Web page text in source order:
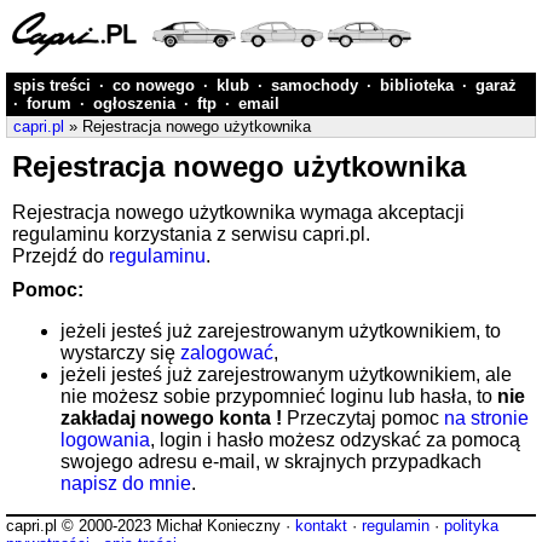
spis treści · co nowego · klub · samochody · biblioteka · garaż
· forum · ogłoszenia · ftp · email
capri.pl » Rejestracja nowego użytkownika
Rejestracja nowego użytkownika
Rejestracja nowego użytkownika wymaga akceptacji
regulaminu korzystania z serwisu capri.pl.
Przejdź do regulaminu.
Pomoc:
jeżeli jesteś już zarejestrowanym użytkownikiem, to
wystarczy się zalogować,
jeżeli jesteś już zarejestrowanym użytkownikiem, ale
nie możesz sobie przypomnieć loginu lub hasła, to nie
zakładaj nowego konta ! Przeczytaj pomoc na stronie
logowania, login i hasło możesz odzyskać za pomocą
swojego adresu e-mail, w skrajnych przypadkach
napisz do mnie.
capri.pl © 2000-2023 Michał Konieczny · kontakt · regulamin · polityka